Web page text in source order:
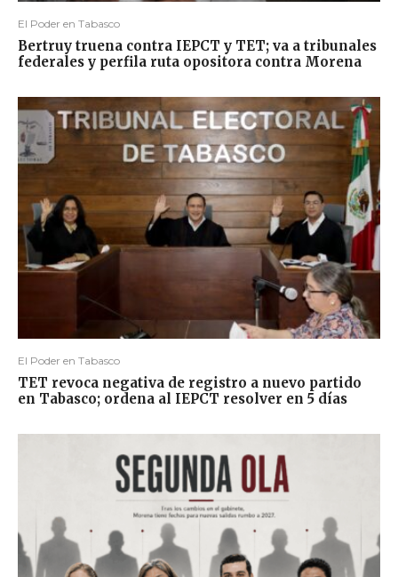
El Poder en Tabasco
Bertruy truena contra IEPCT y TET; va a tribunales
federales y perfila ruta opositora contra Morena
El Poder en Tabasco
TET revoca negativa de registro a nuevo partido
en Tabasco; ordena al IEPCT resolver en 5 días